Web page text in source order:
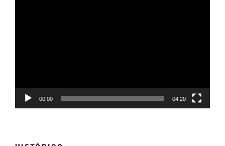
00:00 04:20